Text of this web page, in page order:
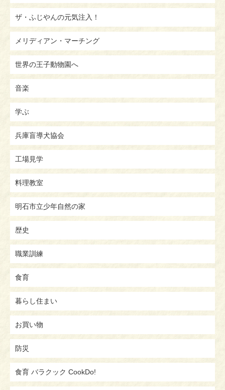
ザ・ふじやんの元気注入！
メリディアン・マーチング
世界の王子動物園へ
音楽
学ぶ
兵庫盲導犬協会
工場見学
料理教室
明石市立少年自然の家
歴史
職業訓練
食育
暮らし住まい
お買い物
防災
食育 バラクック CookDo!